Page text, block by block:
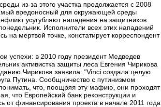
из-за этого участка продолжается с 2008
вредоносный для окружающей среды
усугубляют нападения на защитников
Исполнители всех этих нападений
на мертвой точке, констатирует корреспондент
успехи: в 2010 году президент Медведев
активистка защиты леса Евгения Чирикова
Чирикова заявила: "Vinci создала целую
Путина. Сообщничество с путинизмом
что, поощряя эту мафию, они проходят
что Европейский банк реконструкции и
от финансирования проекта в начале 2011 года